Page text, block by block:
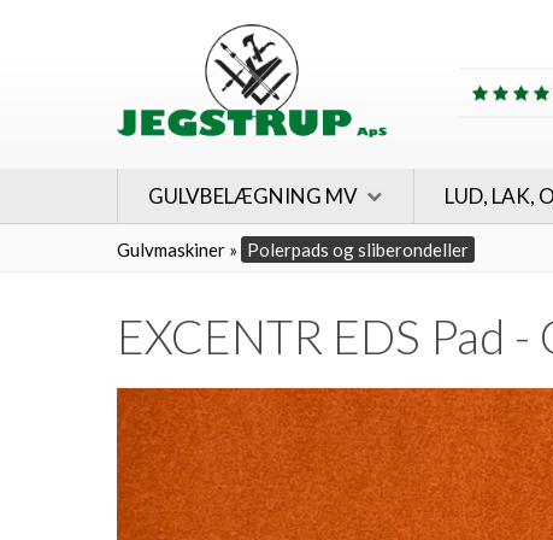
GULVBELÆGNING MV LUD, LAK,
Gulvmaskiner » Polerpads og sliberondeller
EXCENTR EDS Pad